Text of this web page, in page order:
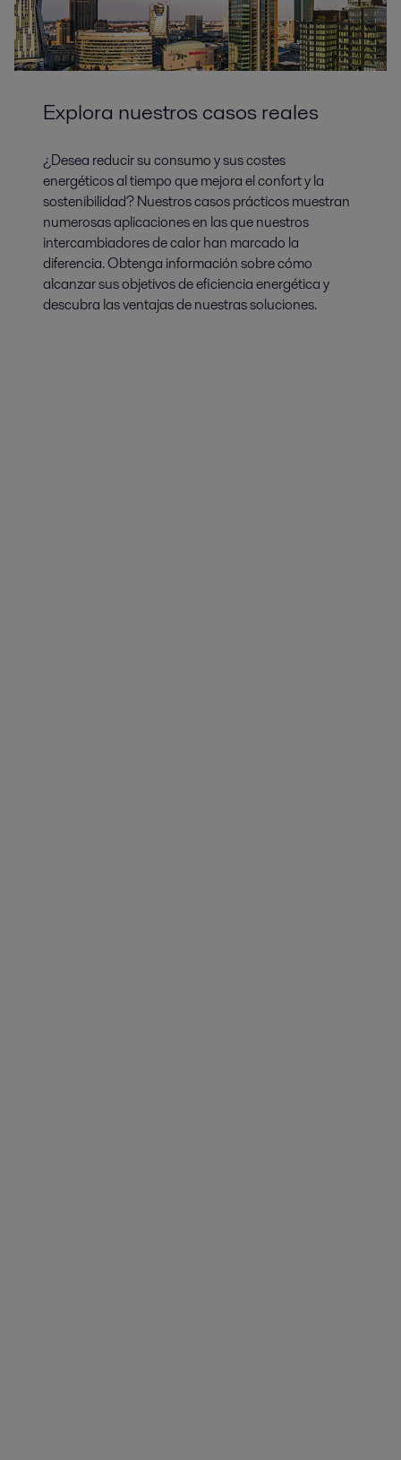
Explora nuestros casos reales
¿Desea reducir su consumo y sus costes
energéticos al tiempo que mejora el confort y la
sostenibilidad? Nuestros casos prácticos muestran
numerosas aplicaciones en las que nuestros
intercambiadores de calor han marcado la
diferencia. Obtenga información sobre cómo
alcanzar sus objetivos de eficiencia energética y
descubra las ventajas de nuestras soluciones.